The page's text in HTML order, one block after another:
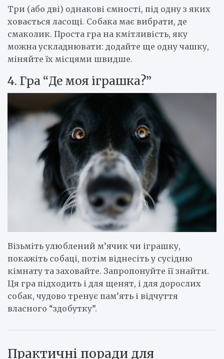
Три (або дві) однакові ємності, під одну з яких
ховається ласощі. Собака має вибрати, де
смаколик. Проста гра на кмітливість, яку
можна ускладнювати: додайте ще одну чашку,
міняйте їх місцями швидше.
4. Гра “Де моя іграшка?”
Візьміть улюблений м’ячик чи іграшку,
покажіть собаці, потім віднесіть у сусідню
кімнату та заховайте. Запропонуйте її знайти.
Ця гра підходить і для щенят, і для дорослих
собак, чудово тренує пам’ять і відчуття
власного “здобутку”.
Практичні поради для